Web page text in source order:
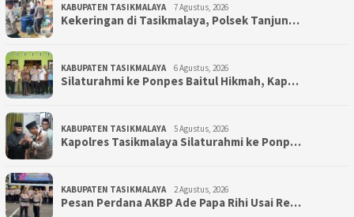
KABUPATEN TASIKMALAYA 7 Agustus, 2026
Kekeringan di Tasikmalaya, Polsek Tanjun…
KABUPATEN TASIKMALAYA 6 Agustus, 2026
Silaturahmi ke Ponpes Baitul Hikmah, Kap…
KABUPATEN TASIKMALAYA 5 Agustus, 2026
Kapolres Tasikmalaya Silaturahmi ke Ponp…
KABUPATEN TASIKMALAYA 2 Agustus, 2026
Pesan Perdana AKBP Ade Papa Rihi Usai Re…